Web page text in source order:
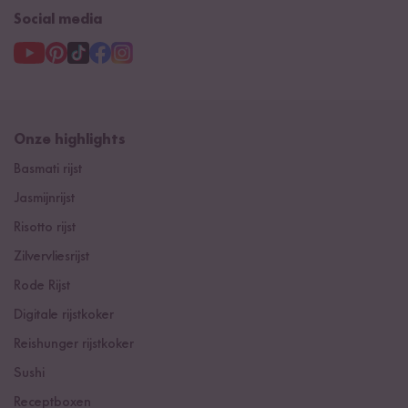
Social media
Onze highlights
Basmati rijst
Jasmijnrijst
Risotto rijst
Zilvervliesrijst
Rode Rijst
Digitale rijstkoker
Reishunger rijstkoker
Sushi
Receptboxen